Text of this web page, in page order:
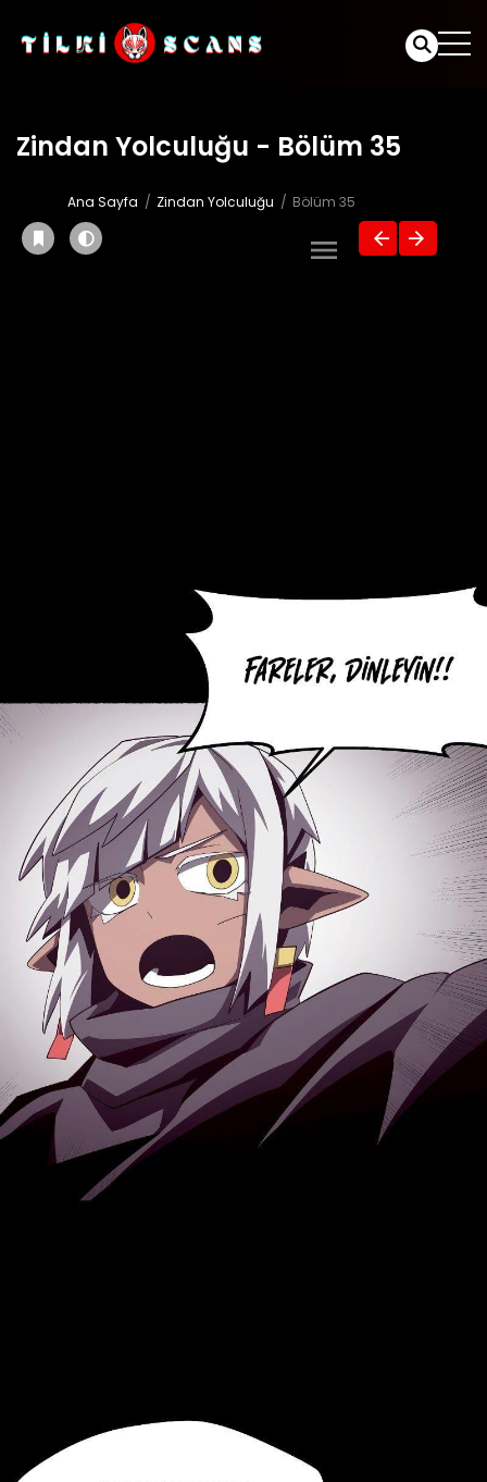
Zindan Yolculuğu - Bölüm 35
Ana Sayfa Zindan Yolculuğu Bölüm 35